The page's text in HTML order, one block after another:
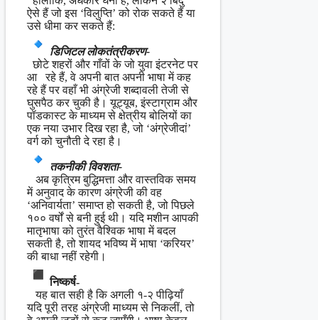
ऐसे हैं जो इस ‘विलुप्ति’ को रोक सकते हैं या
उसे धीमा कर सकते हैं:
डिजिटल लोकतंत्रीकरण-
छोटे शहरों और गाँवों के जो युवा इंटरनेट पर
आ रहे हैं, वे अपनी बात अपनी भाषा में कह
रहे हैं पर वहाँ भी अंग्रेजी शब्दावली तेजी से
घुसपैठ कर चुकी है। यूट्यूब, इंस्टाग्राम और
पॉडकास्ट के माध्यम से क्षेत्रीय बोलियों का
एक नया उभार दिख रहा है, जो ‘अंग्रेजीदां’
वर्ग को चुनौती दे रहा है।
तकनीकी विवशता-
अब कृत्रिम बुद्धिमत्ता और वास्तविक समय
में अनुवाद के कारण अंग्रेजी की वह
‘अनिवार्यता’ समाप्त हो सकती है, जो पिछले
१०० वर्षों से बनी हुई थी। यदि मशीन आपकी
मातृभाषा को तुरंत वैश्विक भाषा में बदल
सकती है, तो शायद भविष्य में भाषा ‘करियर’
की बाधा नहीं रहेगी।
निष्कर्ष-
यह बात सही है कि अगली १-२ पीढ़ियाँ
यदि पूरी तरह अंग्रेजी माध्यम से निकलीं, तो